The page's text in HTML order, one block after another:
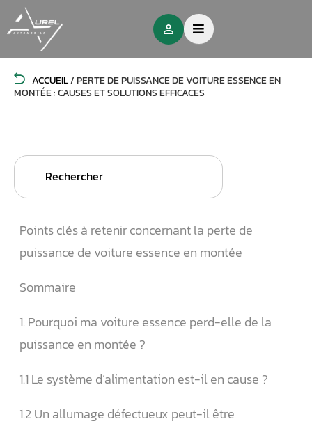
ACCUEIL/PERTE DE PUISSANCE DE VOITURE ESSENCE EN
MONTÉE : CAUSES ET SOLUTIONS EFFICACES
Search
Points clés à retenir concernant la perte de
puissance de voiture essence en montée
Sommaire
1. Pourquoi ma voiture essence perd-elle de la
puissance en montée ?
1.1 Le système d’alimentation est-il en cause ?
1.2 Un allumage défectueux peut-il être